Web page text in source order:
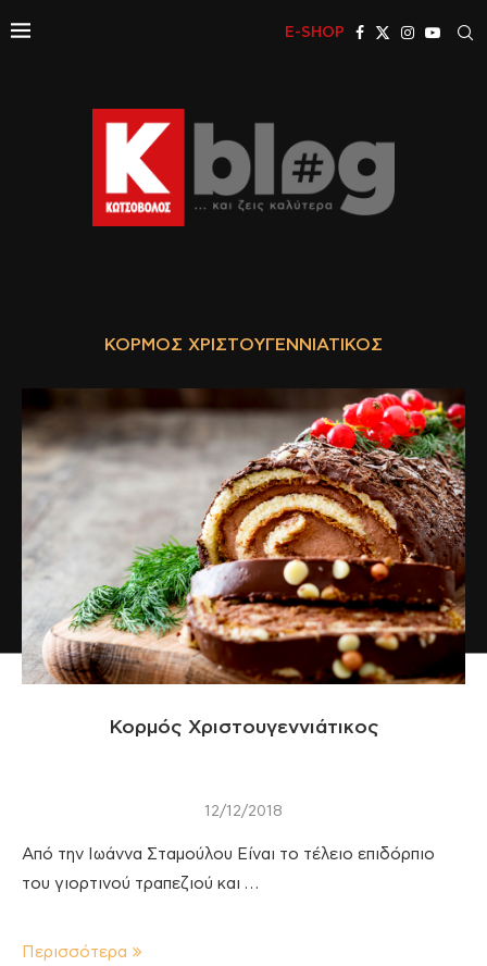
E-SHOP
ΚΟΡΜΌΣ ΧΡΙΣΤΟΥΓΕΝΝΙΆΤΙΚΟΣ
Κορμός Χριστουγεννιάτικος
12/12/2018
Από την Ιωάννα Σταμούλου Είναι το τέλειο επιδόρπιο
του γιορτινού τραπεζιού και …
Περισσότερα